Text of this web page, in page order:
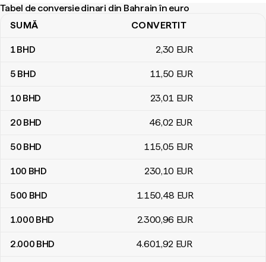
Tabel de conversie dinari din Bahrain în euro
Tabel de conversie dinari din Bahrain în euro
SUMĂ CONVERTIT
1BHD 2,30 EUR
5 BHD 11,50 EUR
10 BHD 23,01 EUR
20 BHD 46,02 EUR
50 BHD 115,05 EUR
100 BHD 230,10 EUR
500 BHD 1.150,48 EUR
1.000 BHD 2.300,96 EUR
2.000 BHD 4.601,92 EUR